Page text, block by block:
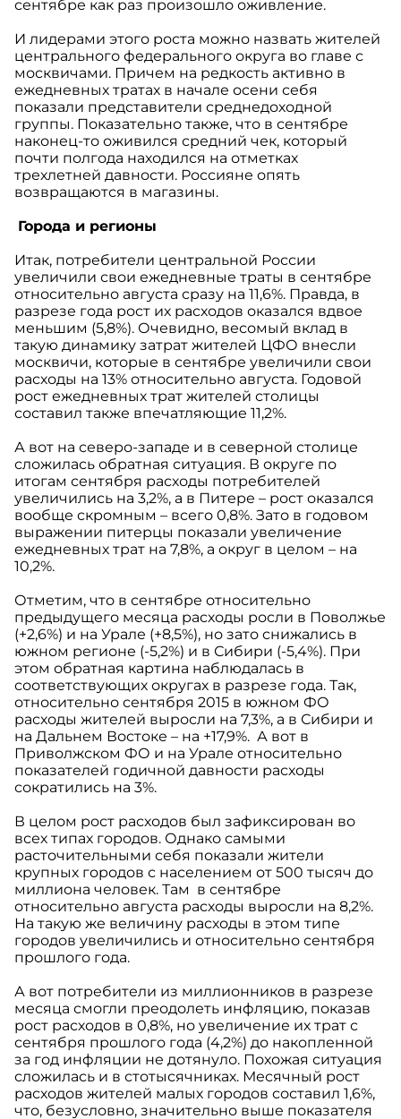
сентябре как раз произошло оживление.
И лидерами этого роста можно назвать жителей
центрального федерального округа во главе с
москвичами. Причем на редкость активно в
ежедневных тратах в начале осени себя
показали представители среднедоходной
группы. Показательно также, что в сентябре
наконец-то оживился средний чек, который
почти полгода находился на отметках
трехлетней давности. Россияне опять
возвращаются в магазины.
Города и регионы
Итак, потребители центральной России
увеличили свои ежедневные траты в сентябре
относительно августа сразу на 11,6%. Правда, в
разрезе года рост их расходов оказался вдвое
меньшим (5,8%). Очевидно, весомый вклад в
такую динамику затрат жителей ЦФО внесли
москвичи, которые в сентябре увеличили свои
расходы на 13% относительно августа. Годовой
рост ежедневных трат жителей столицы
составил также впечатляющие 11,2%.
А вот на северо-западе и в северной столице
сложилась обратная ситуация. В округе по
итогам сентября расходы потребителей
увеличились на 3,2%, а в Питере – рост оказался
вообще скромным – всего 0,8%. Зато в годовом
выражении питерцы показали увеличение
ежедневных трат на 7,8%, а округ в целом – на
10,2%.
Отметим, что в сентябре относительно
предыдущего месяца расходы росли в Поволжье
(+2,6%) и на Урале (+8,5%), но зато снижались в
южном регионе (-5,2%) и в Сибири (-5,4%). При
этом обратная картина наблюдалась в
соответствующих округах в разрезе года. Так,
относительно сентября 2015 в южном ФО
расходы жителей выросли на 7,3%, а в Сибири и
на Дальнем Востоке – на +17,9%. А вот в
Приволжском ФО и на Урале относительно
показателей годичной давности расходы
сократились на 3%.
В целом рост расходов был зафиксирован во
всех типах городов. Однако самыми
расточительными себя показали жители
крупных городов с населением от 500 тысяч до
миллиона человек. Там в сентябре
относительно августа расходы выросли на 8,2%.
На такую же величину расходы в этом типе
городов увеличились и относительно сентября
прошлого года.
А вот потребители из миллионников в разрезе
месяца смогли преодолеть инфляцию, показав
рост расходов в 0,8%, но увеличение их трат с
сентября прошлого года (4,2%) до накопленной
за год инфляции не дотянуло. Похожая ситуация
сложилась и в стотысячниках. Месячный рост
расходов жителей малых городов составил 1,6%,
что, безусловно, значительно выше показателя